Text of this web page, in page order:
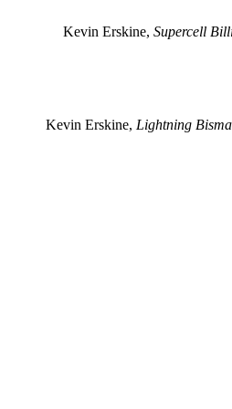
Kevin Erskine, Supercell
Kevin Erskine, Lightning